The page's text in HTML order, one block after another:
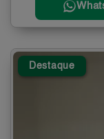
Destaque